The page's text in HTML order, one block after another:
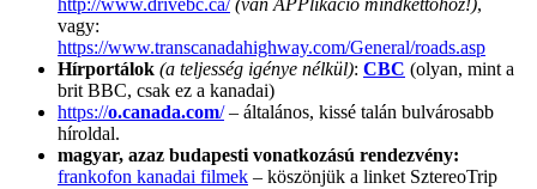
vagy:
https://www.transcanadahighway.com/General/roads.asp
Hírportálok (a teljesség igénye nélkül): CBC (olyan, mint a
brit BBC, csak ez a kanadai)
https://o.canada.com/– általános, kissé talán bulvárosabb
híroldal.
magyar, azaz budapesti vonatkozású rendezvény:
frankofon kanadai filmek – köszönjük a linket SztereoTrip